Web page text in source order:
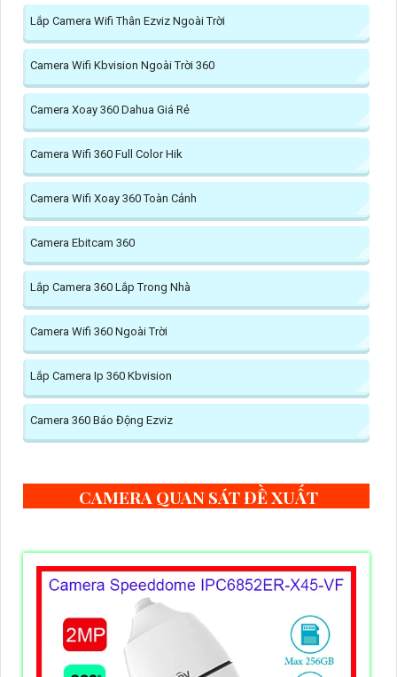
Lắp Camera Wifi Thân Ezviz Ngoài Trời
Camera Wifi Kbvision Ngoài Trời 360
Camera Xoay 360 Dahua Giá Rẻ
Camera Wifi 360 Full Color Hik
Camera Wifi Xoay 360 Toàn Cảnh
Camera Ebitcam 360
Lắp Camera 360 Lắp Trong Nhà
Camera Wifi 360 Ngoài Trời
Lắp Camera Ip 360 Kbvision
Camera 360 Báo Động Ezviz
CAMERA QUAN SÁT ĐỀ XUẤT